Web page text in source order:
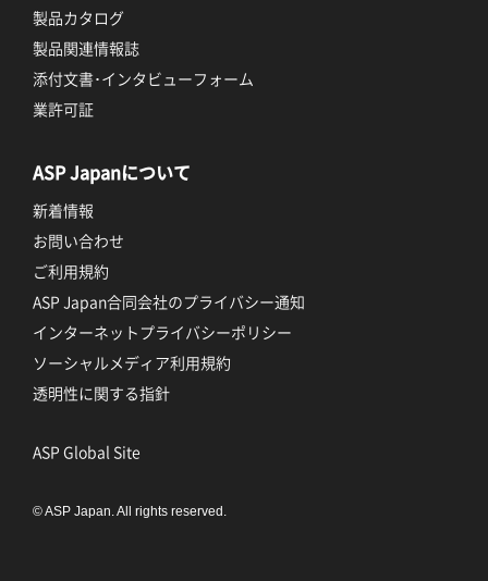
製品カタログ
製品関連情報誌
添付文書･インタビューフォーム
業許可証
ASP Japanについて
新着情報
お問い合わせ
ご利用規約
ASP Japan合同会社のプライバシー通知
インターネットプライバシーポリシー
ソーシャルメディア利用規約
透明性に関する指針
ASP Global Site
© ASP Japan. All rights reserved.